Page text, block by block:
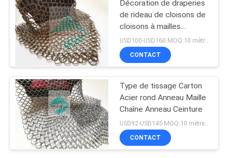
Décoration de draperies
de rideau de cloisons de
cloisons à mailles
métalliques de 2 mm 20
mm
USD100-USD160 MOQ:10 mètres carrés
CONTACT
Type de tissage Carton
Acier rond Anneau Maille
Chaîne Anneau Ceinture
CONTACT